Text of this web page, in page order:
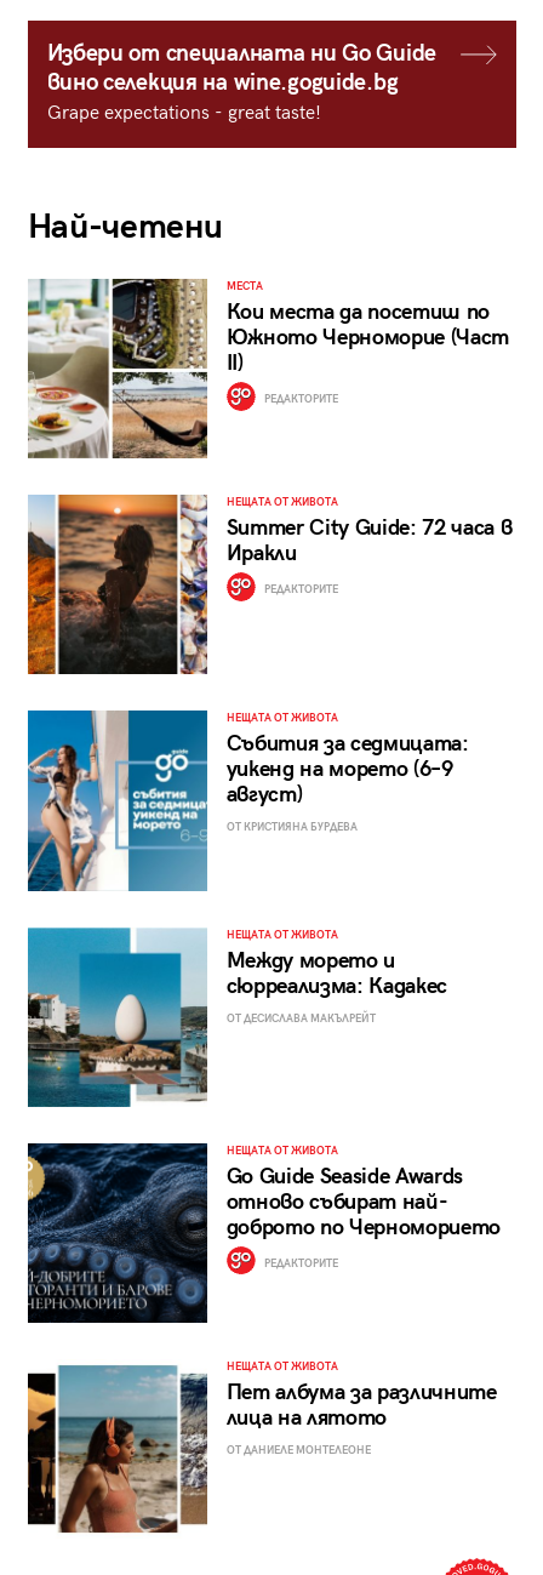
Избери от специалната ни Go Guide
вино селекция на wine.goguide.bg
Grape expectations - great taste!
Най-четени
МЕСТА
Кои места да посетиш по
Южното Черноморие (Част
II)
РЕДАКТОРИТЕ
НЕЩАТА ОТ ЖИВОТА
Summer City Guide: 72 часа в
Иракли
РЕДАКТОРИТЕ
НЕЩАТА ОТ ЖИВОТА
Събития за седмицата:
уикенд на морето (6–9
август)
ОТ КРИСТИЯНА БУРДЕВА
НЕЩАТА ОТ ЖИВОТА
Между морето и
сюрреализма: Кадакес
ОТ ДЕСИСЛАВА МАКЪЛРЕЙТ
НЕЩАТА ОТ ЖИВОТА
Go Guide Seaside Awards
отново събират най-
доброто по Черноморието
РЕДАКТОРИТЕ
НЕЩАТА ОТ ЖИВОТА
Пет албума за различните
лица на лятото
ОТ ДАНИЕЛЕ МОНТЕЛЕОНЕ